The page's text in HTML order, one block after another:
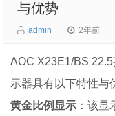
与优势
admin 2年前
AOC X23E1/BS
示器具有以下特性与
黄金比例显示 ：该